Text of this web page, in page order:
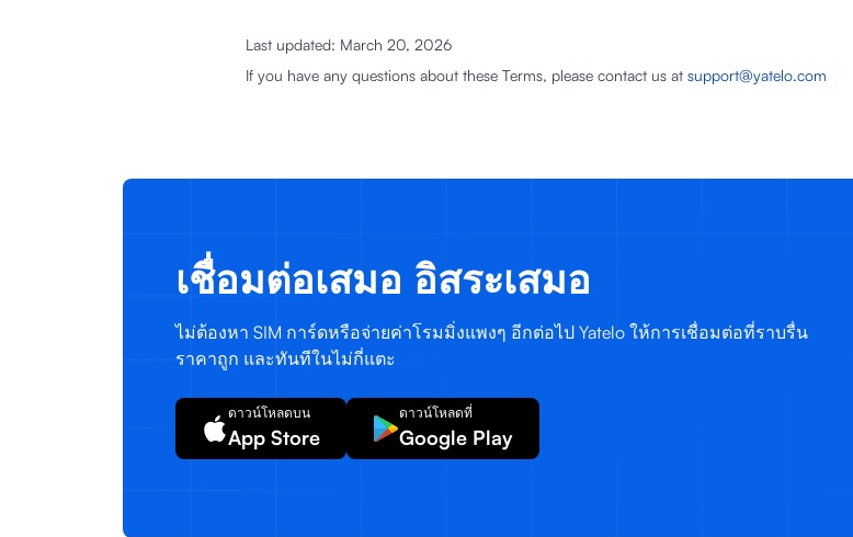
Last updated: March 20, 2026
If you have any questions about these Terms, please contact us at support@yatelo.com
เชื่อมต่อเสมอ อิสระเสมอ
ไม่ต้องหา SIM การ์ดหรือจ่ายค่าโรมมิ่งแพงๆ อีกต่อไป Yatelo ให้การเชื่อมต่อที่ราบรื่น
ราคาถูก และทันทีในไม่กี่แตะ
ดาวน์โหลดบน
App Store
ดาวน์โหลดที่
Google Play